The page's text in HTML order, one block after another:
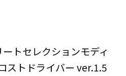
トセレクションモディ
ストドライバー ver.1.5